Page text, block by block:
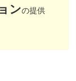
ンの提供